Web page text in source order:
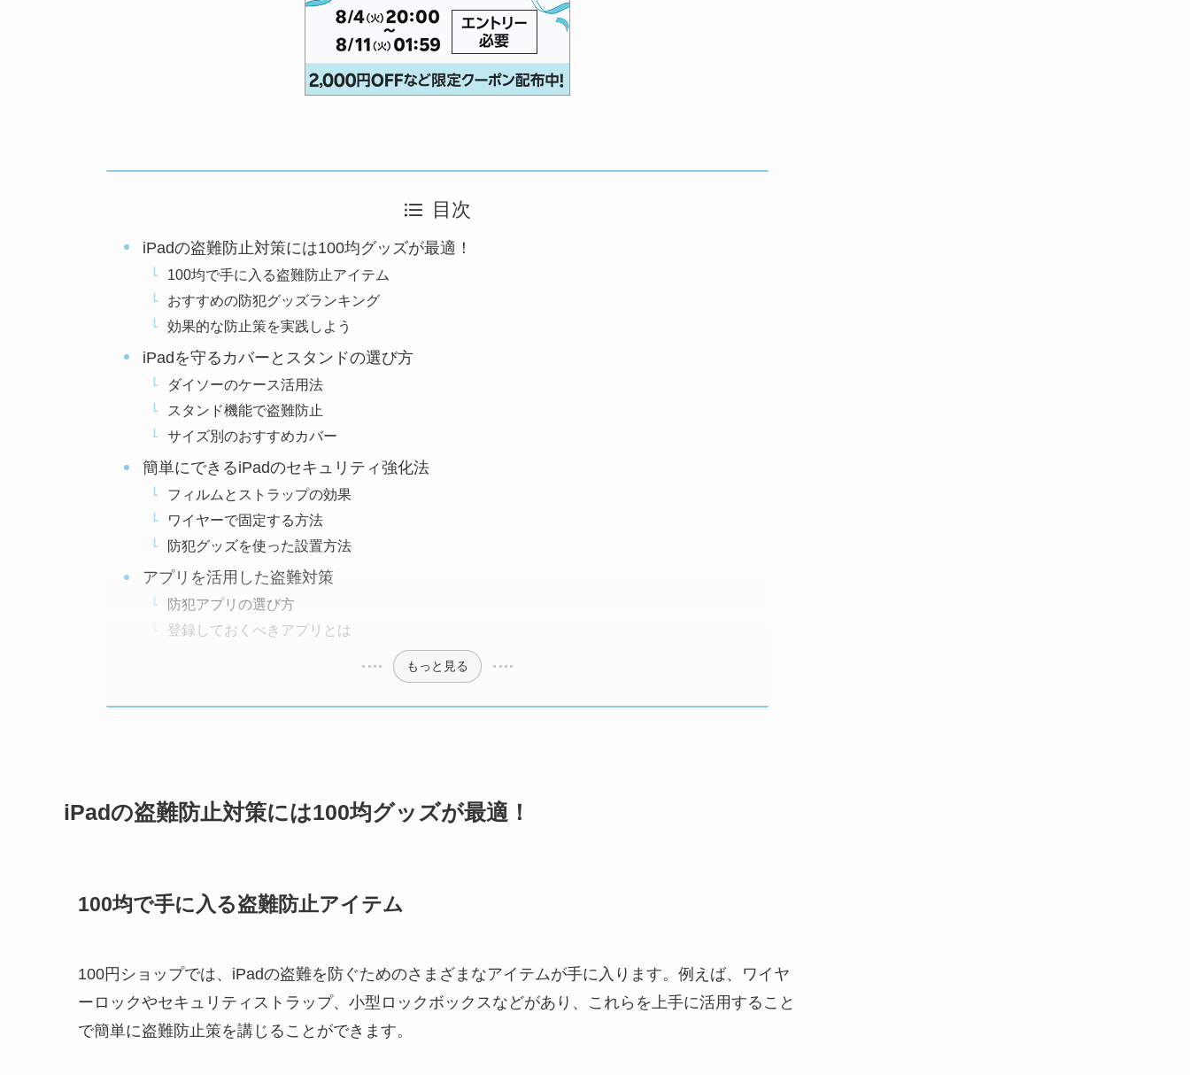
目次
iPadの盗難防止対策には100均グッズが最適！
100均で手に入る盗難防止アイテム
おすすめの防犯グッズランキング
効果的な防止策を実践しよう
iPadを守るカバーとスタンドの選び方
ダイソーのケース活用法
スタンド機能で盗難防止
サイズ別のおすすめカバー
簡単にできるiPadのセキュリティ強化法
フィルムとストラップの効果
ワイヤーで固定する方法
防犯グッズを使った設置方法
アプリを活用した盗難対策
防犯アプリの選び方
登録しておくべきアプリとは
もっと見る
iPadの盗難防止対策には100均グッズが最適！
100均で手に入る盗難防止アイテム
100円ショップでは、iPadの盗難を防ぐためのさまざまなアイテムが手に入ります。例えば、ワイヤ
ーロックやセキュリティストラップ、小型ロックボックスなどがあり、これらを上手に活用すること
で簡単に盗難防止策を講じることができます。